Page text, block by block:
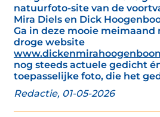
natuurfoto-site van de
Mira Diels en Dick
Ga in deze mooie
droge website
nog steeds actuele gedicht
toepasselijke foto, die het
Redactie, 01-05-2026